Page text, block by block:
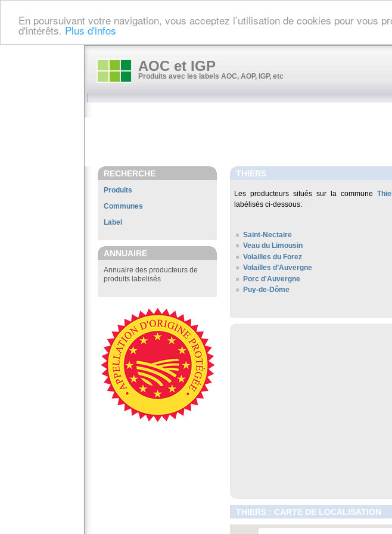
En poursuivant votre navigation, vous acceptez l’utilisation de cookies pour vous
d'intérêts. Plus d'infos
AOC et IGP
Produits avec les labels AOC, AOP, IGP, etc
RECHERCHE
Produits
Communes
Label
ANNUAIRE
Annuaire des producteurs de
produits labelisés
THIERS
Les producteurs situés sur la commune
labélisés ci-dessous:
Saint-Nectaire
Veau du Limousin
Volailles du Forez
Volailles d’Auvergne
Porc d'Auvergne
Puy-de-Dôme
THIERS : CARTE DE LOCALISATION